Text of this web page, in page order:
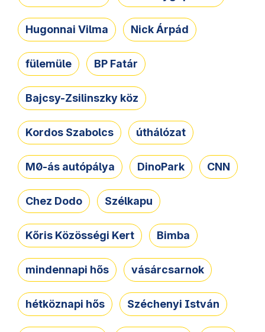
Hugonnai Vilma Nick Árpád
fülemüle BP Fatár
Bajcsy-Zsilinszky köz
Kordos Szabolcs úthálózat
M0-ás autópálya DinoPark CNN
Chez Dodo Szélkapu
Kőris Közösségi Kert Bimba
mindennapi hős vásárcsarnok
hétköznapi hős Széchenyi István